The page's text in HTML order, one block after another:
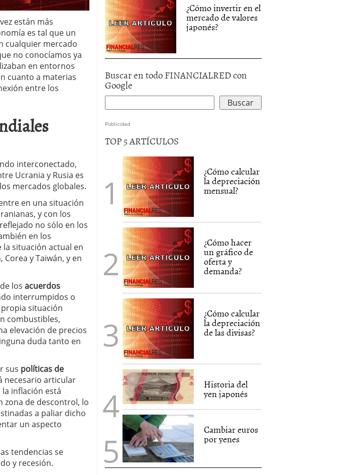
están más
es tal que un
cualquier mercado
no conocíamos ya
en entornos
cuanto a materias
entre los
interconectado,
Ucrania y Rusia es
mercados globales.
en una situación
y con los
no sólo en los
en los
la situación actual en
y Taiwán, y en
los acuerdos
interrumpidos o
situación
combustibles,
elevación de precios
duda tanto en
sus políticas de
necesario articular
inflación está
zona de descontrol, lo
a paliar dicho
un aspecto
tendencias se
y recesión.
¿Cómo invertir en el
mercado de valores
japonés?
Buscar en todo FINANCIALRED con
Google
Publicidad
TOP 5 ARTÍCULOS
¿Cómo calcular
la depreciación
mensual?
¿Cómo hacer
un gráfico de
oferta y
demanda?
¿Cómo calcular
la depreciación
de las divisas?
Historia del
yen japonés
Cambiar euros
por yenes